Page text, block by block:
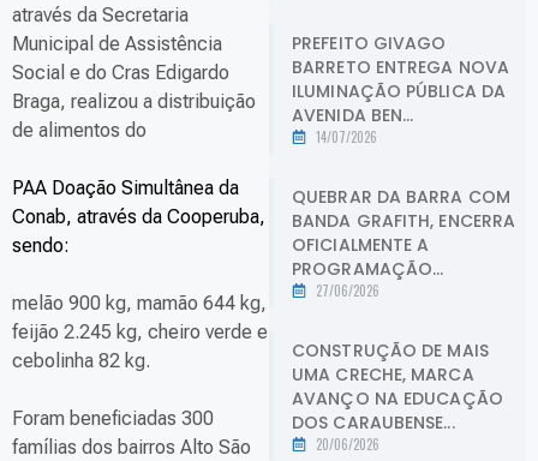
através da Secretaria
Municipal de Assistência
Social e do Cras Edigardo
Braga, realizou a distribuição
de alimentos do
PAA Doação Simultânea da
Conab, através da Cooperuba,
sendo:
melão 900 kg, mamão 644 kg,
feijão 2.245 kg, cheiro verde e
cebolinha 82 kg.
Foram beneficiadas 300
famílias dos bairros Alto São
PREFEITO GIVAGO
BARRETO ENTREGA NOVA
ILUMINAÇÃO PÚBLICA DA
AVENIDA BEN...
14/07/2026
QUEBRAR DA BARRA COM
BANDA GRAFITH, ENCERRA
OFICIALMENTE A
PROGRAMAÇÃO...
27/06/2026
CONSTRUÇÃO DE MAIS
UMA CRECHE, MARCA
AVANÇO NA EDUCAÇÃO
DOS CARAUBENSE...
20/06/2026